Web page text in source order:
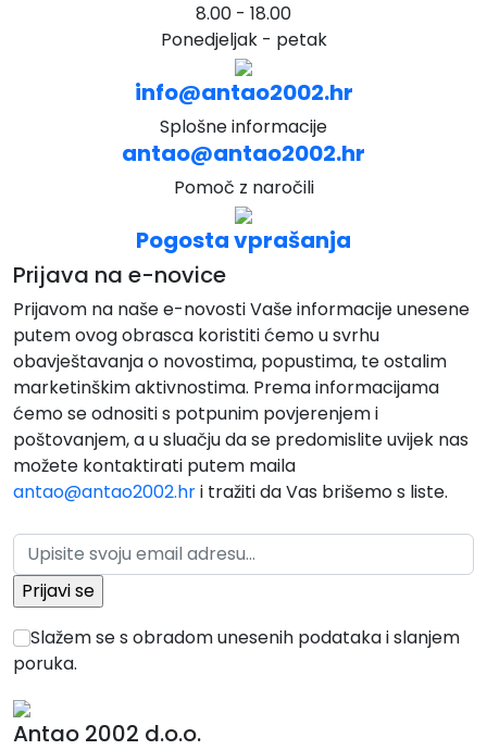
8.00 - 18.00
Ponedjeljak - petak
info@antao2002.hr
Splošne informacije
antao@antao2002.hr
Pomoč z naročili
Pogosta vprašanja
Prijava na e-novice
Prijavom na naše e-novosti Vaše informacije unesene
putem ovog obrasca koristiti ćemo u svrhu
obavještavanja o novostima, popustima, te ostalim
marketinškim aktivnostima. Prema informacijama
ćemo se odnositi s potpunim povjerenjem i
poštovanjem, a u sluačju da se predomislite uvijek nas
možete kontaktirati putem maila
antao@antao2002.hri tražiti da Vas brišemo s liste.
Slažem se s obradom unesenih podataka i slanjem
poruka.
Antao 2002 d.o.o.